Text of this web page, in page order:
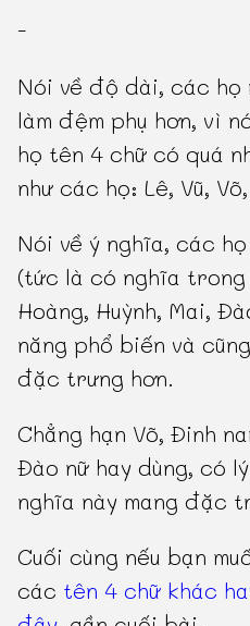
-
Nói về độ dài, các họ
làm đệm phụ hơn, vì
họ tên 4 chữ có quá
như các họ: Lê, Vũ,
Nói về ý nghĩa, các
(tức là có nghĩa trong
Hoàng, Huỳnh, Mai,
năng phổ biến và
đặc trưng hơn.
Chẳng hạn Võ, Đinh
Đào nữ hay dùng, có
nghĩa này mang đặc
Cuối cùng nếu bạn
các tên 4 chữ khác